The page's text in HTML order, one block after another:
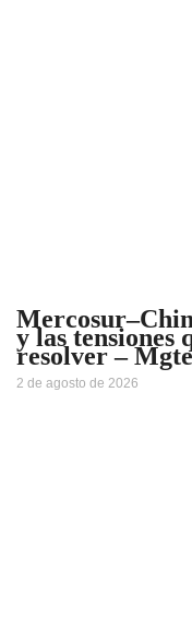
y las tensiones
resolver –
2 de agosto de 2026